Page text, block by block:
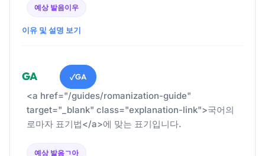
예상 발음이우
이유 및 설명 보기
GA ✓GA
<a href="/guides/romanization-guide"
target="_blank" class="explanation-link">국어의
로마자 표기법</a>에 맞는 표기입니다.
예상 발음ㄱ아